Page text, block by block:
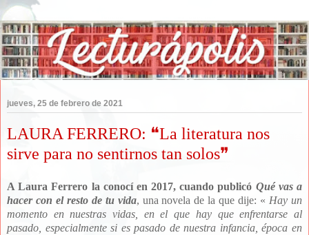
jueves, 25 de febrero de 2021
LAURA FERRERO: ❝La literatura nos
sirve para no sentirnos tan solos❞
A Laura Ferrero la conocí en 2017, cuando publicó Qué vas a
hacer con el resto de tu vida, una novela de la que dije: « Hay un
momento en nuestras vidas, en el que hay que enfrentarse al
pasado, especialmente si es pasado de nuestra infancia, época en